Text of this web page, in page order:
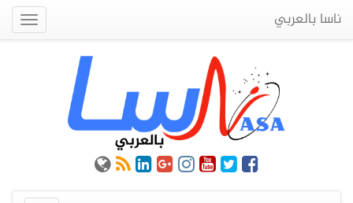
ناسا بالعربي